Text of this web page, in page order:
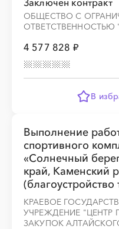
Заключён контракт
ОБЩЕСТВО С
ОТВЕТСТВЕННОСТЬЮ
4 577 828 ₽
В
Выполнение
спортивного
«Солнечный
край, Каменский
КРАЕВОЕ
УЧРЕЖДЕНИЕ "ЦЕНТР
ЗАКУПОК